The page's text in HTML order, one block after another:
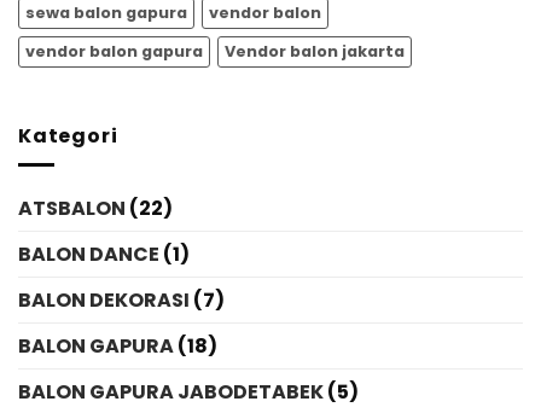
sewa balon gapura
vendor balon
vendor balon gapura
Vendor balon jakarta
Kategori
ATSBALON (22)
BALON DANCE (1)
BALON DEKORASI (7)
BALON GAPURA(18)
BALON GAPURA JABODETABEK(5)